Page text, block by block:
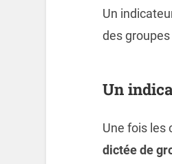
Un
des
Un
Une fois les
dictée de